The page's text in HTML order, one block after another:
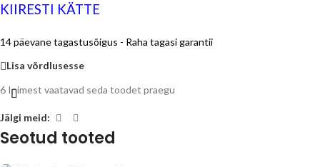
KIIRESTI KÄTTE
14 päevane tagastusõigus - Raha tagasi garantii
Lisa võrdlusesse
6 Inimest vaatavad seda toodet praegu
Jälgi meid:
Seotud tooted